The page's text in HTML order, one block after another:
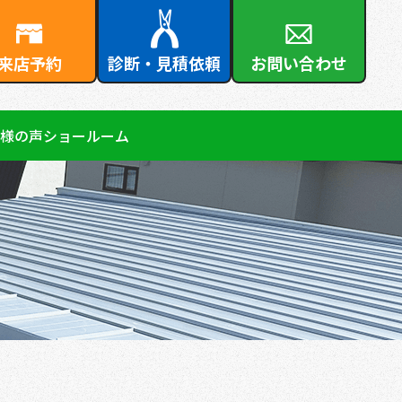
店予約 診断・見積依頼 お問い合わせ
の声ショールーム